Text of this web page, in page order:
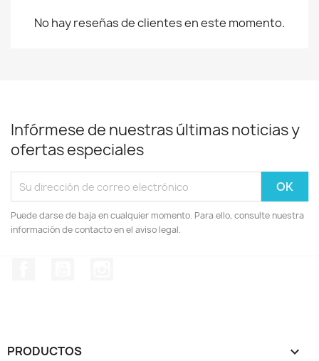
No hay reseñas de clientes en este momento.
Infórmese de nuestras últimas noticias y
ofertas especiales
Puede darse de baja en cualquier momento. Para ello, consulte nuestra
información de contacto en el aviso legal.
PRODUCTOS 